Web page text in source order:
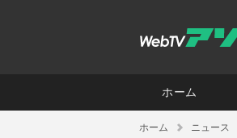
ホーム
ホーム ニュース